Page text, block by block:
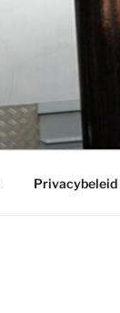
Privacybeleid